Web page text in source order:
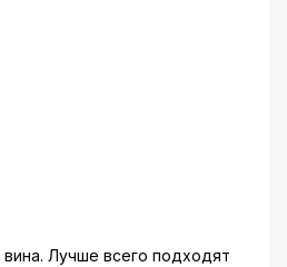
Лучше всего подходят